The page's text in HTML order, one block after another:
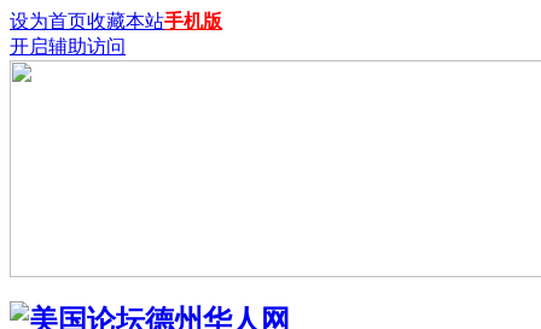
设为首页收藏本站手机版
开启辅助访问